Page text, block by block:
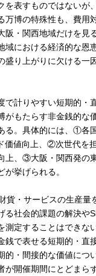
を表すものではないが
万博の特殊性も、費用
阪・関西地域だけを見
域における経済的な恩
盛り上がりに欠ける一
で計りやすい短期的・
がもたらす非金銭的な
る。具体的には、①各
価値向上、②次世代を
上、③大阪・関西発の
が挙げられる。
貨・サービスの生産量
る社会的課題の解決や
測定することはできな
銭で表せる短期的・直
的・間接的な価値につ
が開催期間にとどまら